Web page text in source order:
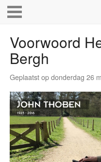
Voorwoord
Bergh
Geplaatst op donderdag 26